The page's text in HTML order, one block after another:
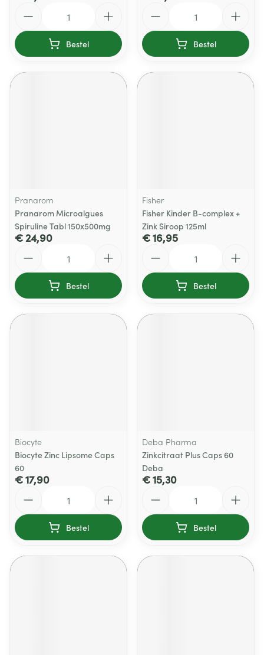
Bestel Bestel
Pranarom
Pranarom Microalgues
Spiruline Tabl 150x500mg
€ 24,90
Bestel
Fisher
Fisher Kinder B-complex +
Zink Siroop 125ml
€ 16,95
Bestel
Biocyte
Biocyte Zinc Lipsome Caps
60
€ 17,90
Bestel
Deba Pharma
Zinkcitraat Plus Caps 60
Deba
€ 15,30
Bestel